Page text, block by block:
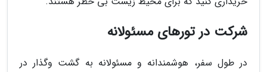
شرکت در تورهای مسئولانه
در طول سفر، هوشمندانه و مسئولانه به گشت وگذار در